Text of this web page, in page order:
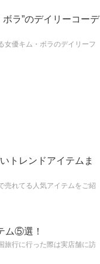
ラ”のデイリーコーデ
女優キム・ボラのデイリーフ
トレンドアイテムま
売れてる人気アイテムをご紹
ム⑤選！
旅行に行った際は実店舗に訪